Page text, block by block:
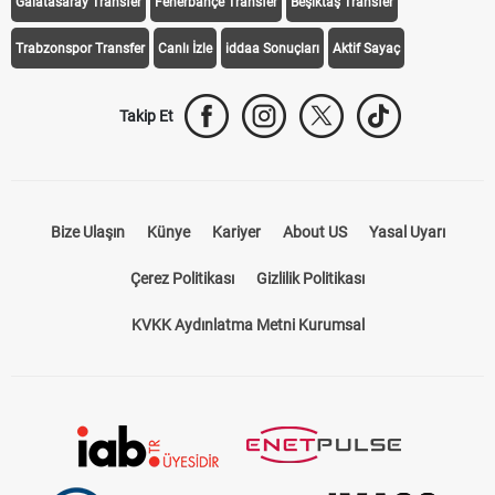
Trabzonspor Transfer Canlı İzle iddaa Sonuçları Aktif Sayaç
Takip Et
Bize Ulaşın Künye Kariyer About US Yasal Uyarı
Çerez Politikası Gizlilik Politikası
KVKK Aydınlatma Metni Kurumsal